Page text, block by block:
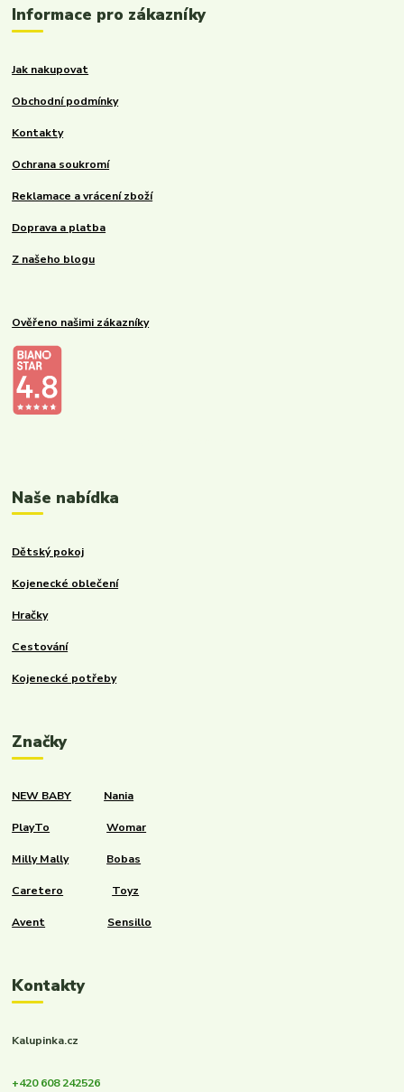
Informace pro zákazníky
Jak nakupovat
Obchodní podmínky
Kontakty
Ochrana soukromí
Reklamace a vrácení zboží
Doprava a platba
Z našeho blogu
Ověřeno našimi zákazníky
Naše nabídka
Dětský pokoj
Kojenecké oblečení
Hračky
Cestování
Kojenecké potřeby
Značky
NEW BABY Nania
PlayTo Womar
Milly Mally Bobas
Caretero Toyz
Avent Sensillo
Kontakty
Kalupinka.cz
+420 608 242526